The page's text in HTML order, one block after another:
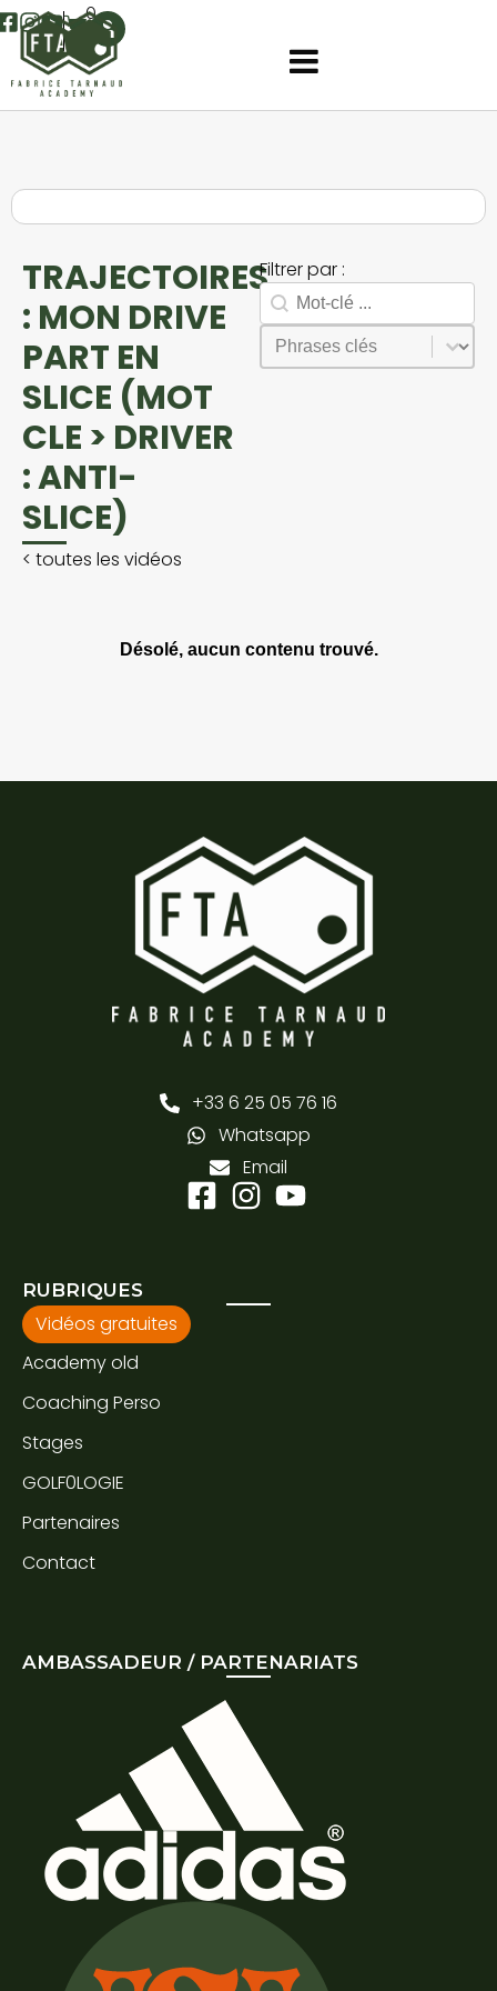
0
TRAJECTOIRES
: MON DRIVE
PART EN
SLICE (MOT
CLE > DRIVER
: ANTI-
SLICE)
< toutes les vidéos
Filtrer par :
Search facet-2
Rechercher
Phrases
Sélectionnez le contenu
Désolé, aucun contenu trouvé.
+33 6 25 05 76 16
Whatsapp
Email
RUBRIQUES
Vidéos gratuites
Academy old
Coaching Perso
Stages
GOLF0LOGIE
Partenaires
Contact
AMBASSADEUR / PARTENARIATS